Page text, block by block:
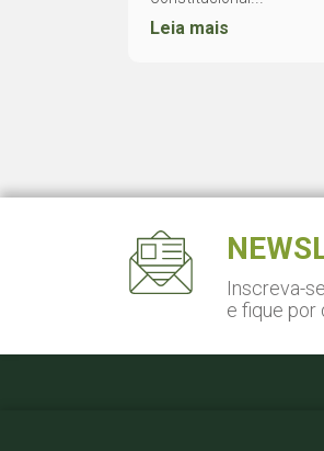
Leia mais
Inscreva-
e fique por